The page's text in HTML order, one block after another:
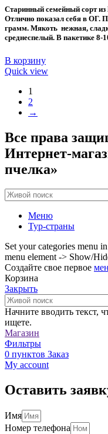
70 ₽.
40 ₽.
Старинный семейный сорт
Отлично показал себя в ОГ.
грамм. Мякоть нежная,
среднеспелый. В пакетике 8-
В корзину
Quick view
1
2
→
Все права
Интернет-
пчелка»
Меню
Тур-страны
Set your categories menu
menu element -> Show/
Создайте свое первое
Корзина
Закрыть
Начните вводить текст,
ищете.
Магазин
Фильтры
0 пунктов Заказ
My account
Оставить
Имя
Номер телефона